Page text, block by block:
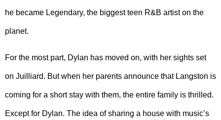
he became Legendary, the biggest teen R&B artist on the
planet.
For the most part, Dylan has moved on, with her sights set
on Juilliard. But when her parents announce that Langston is
coming for a short stay with them, the entire family is thrilled.
Except for Dylan. The idea of sharing a house with music’s